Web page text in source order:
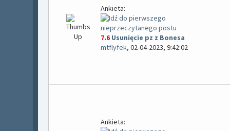
Ankieta:
7.6 Usunięcie pz z Bonesa
mtflyfek, 02-04-2023, 9:42:02
Ankieta: